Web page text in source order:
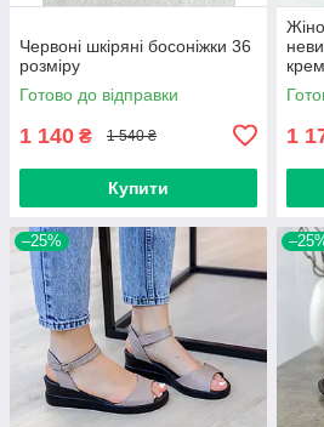
Червоні шкіряні босоніжки 36
розміру
Готово до відправки
1 140 ₴ 1 540 ₴
Купити
1
–25%